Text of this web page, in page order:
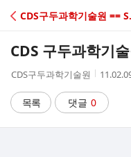
C
A
CDS구두과학기술원 == Shoe School,교습
CDS 구두과학기
작
자
CDS구두과학기술원
작
시
간
목록 댓글 0